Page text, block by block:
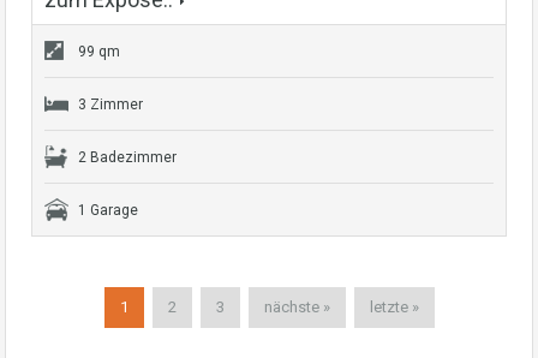
99 qm
3 Zimmer
2 Badezimmer
1 Garage
1 2 3 nächste » letzte »